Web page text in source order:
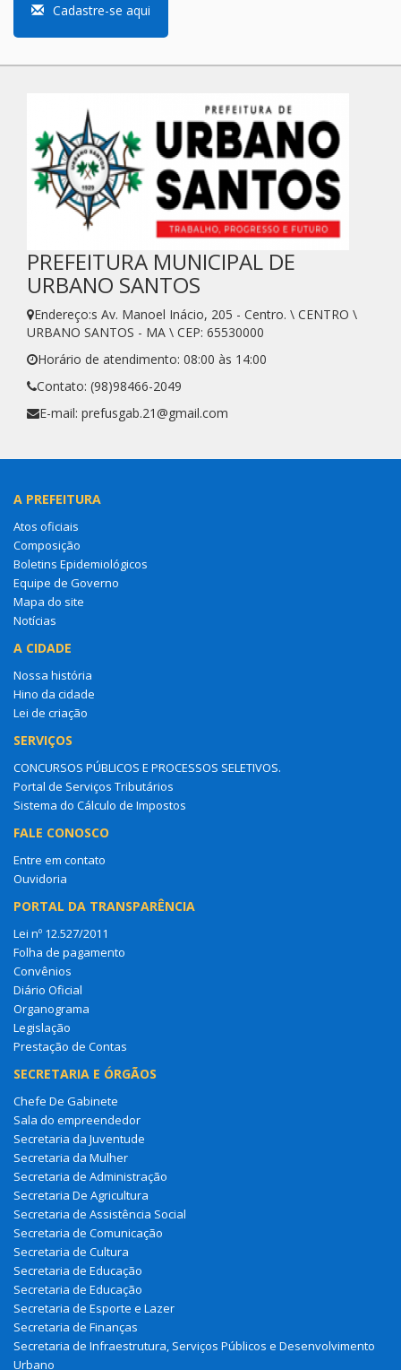
Cadastre-se aqui
PREFEITURA MUNICIPAL DE
URBANO SANTOS
Endereço:s Av. Manoel Inácio, 205 - Centro. \ CENTRO \
URBANO SANTOS - MA \ CEP: 65530000
Horário de atendimento: 08:00 às 14:00
Contato: (98)98466-2049
E-mail: prefusgab.21@gmail.com
A PREFEITURA
Atos oficiais
Composição
Boletins Epidemiológicos
Equipe de Governo
Mapa do site
Notícias
A CIDADE
Nossa história
Hino da cidade
Lei de criação
SERVIÇOS
CONCURSOS PÚBLICOS E PROCESSOS SELETIVOS.
Portal de Serviços Tributários
Sistema do Cálculo de Impostos
FALE CONOSCO
Entre em contato
Ouvidoria
PORTAL DA TRANSPARÊNCIA
Lei nº 12.527/2011
Folha de pagamento
Convênios
Diário Oficial
Organograma
Legislação
Prestação de Contas
SECRETARIA E ÓRGÃOS
Chefe De Gabinete
Sala do empreendedor
Secretaria da Juventude
Secretaria da Mulher
Secretaria de Administração
Secretaria De Agricultura
Secretaria de Assistência Social
Secretaria de Comunicação
Secretaria de Cultura
Secretaria de Educação
Secretaria de Educação
Secretaria de Esporte e Lazer
Secretaria de Finanças
Secretaria de Infraestrutura, Serviços Públicos e Desenvolvimento
Urbano